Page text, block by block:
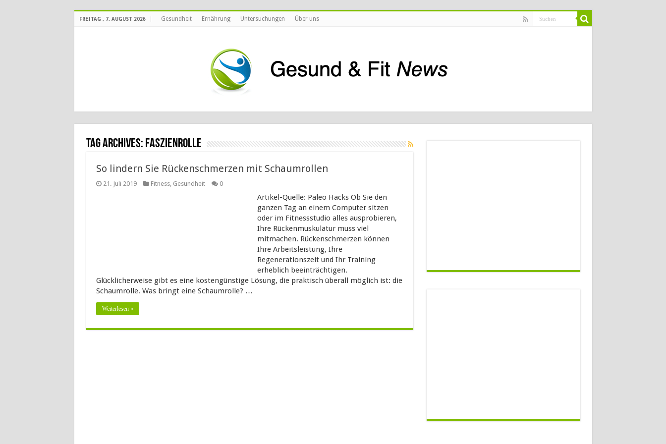
FREITAG , 7. AUGUST 2026 Gesundheit Ernährung Untersuchungen Über uns
Tag Archives: Faszienrolle
So lindern Sie Rückenschmerzen mit Schaumrollen
21. Juli 2019 Fitness, Gesundheit 0
Artikel-Quelle: Paleo Hacks Ob Sie den
ganzen Tag an einem Computer sitzen
oder im Fitnessstudio alles ausprobieren,
Ihre Rückenmuskulatur muss viel
mitmachen. Rückenschmerzen können
Ihre Arbeitsleistung, Ihre
Regenerationszeit und Ihr Training
erheblich beeinträchtigen.
Glücklicherweise gibt es eine kostengünstige Lösung, die praktisch überall möglich ist: die
Schaumrolle. Was bringt eine Schaumrolle? …
Weiterlesen »